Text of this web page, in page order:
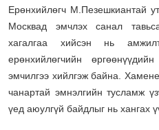
Ерөнхийлөгч М.Пезешкиантай
Москвад эмчлэх санал
хагалгаа хийсэн нь
ерөнхийлөгчийн
эмчилгээ хийлгэж байна.
чанартай эмнэлгийн тусламж
үед аюулгүй байдлыг нь хангах